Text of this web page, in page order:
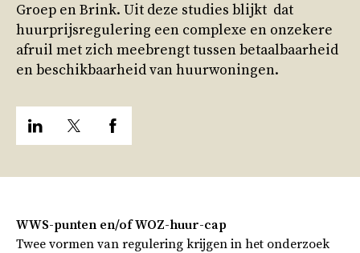
Groep en Brink. Uit deze studies blijkt dat
huurprijsregulering een complexe en onzekere
afruil met zich meebrengt tussen betaalbaarheid
en beschikbaarheid van huurwoningen.
WWS-punten en/of WOZ-huur-cap
Twee vormen van regulering krijgen in het onderzoek